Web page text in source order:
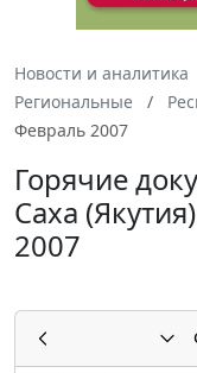
Новости и аналитика
Региональные
Февраль 2007
Горячие
Саха
2007